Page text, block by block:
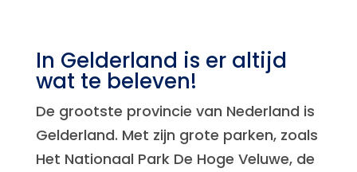
In Gelderland is er altijd
wat te beleven!
De grootste provincie van Nederland is
Gelderland. Met zijn grote parken, zoals
Het Nationaal Park De Hoge Veluwe, de